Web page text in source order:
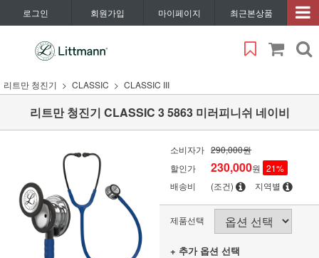
로그인 회원가입 마이페이지 최근본상품
리트만 청진기 CLASSIC CLASSIC III
리트만 청진기 CLASSIC 3 5863 미러피니쉬 네이비
소비자가 290,000원
할인가
230,000원 21%
배송비
(조건) 지역별
제품선택
+ 추가 옵션 선택